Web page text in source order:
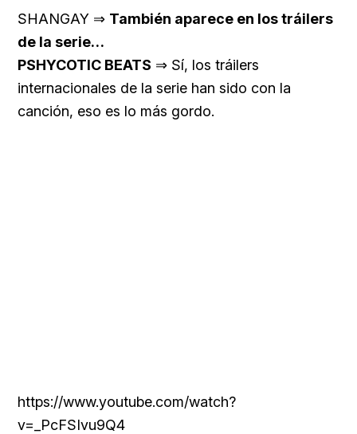
SHANGAY ⇒ También aparece en los tráilers
de la serie…
PSHYCOTIC BEATS ⇒ Sí, los tráilers
internacionales de la serie han sido con la
canción, eso es lo más gordo.
https://www.youtube.com/watch?
v=_PcFSIvu9Q4